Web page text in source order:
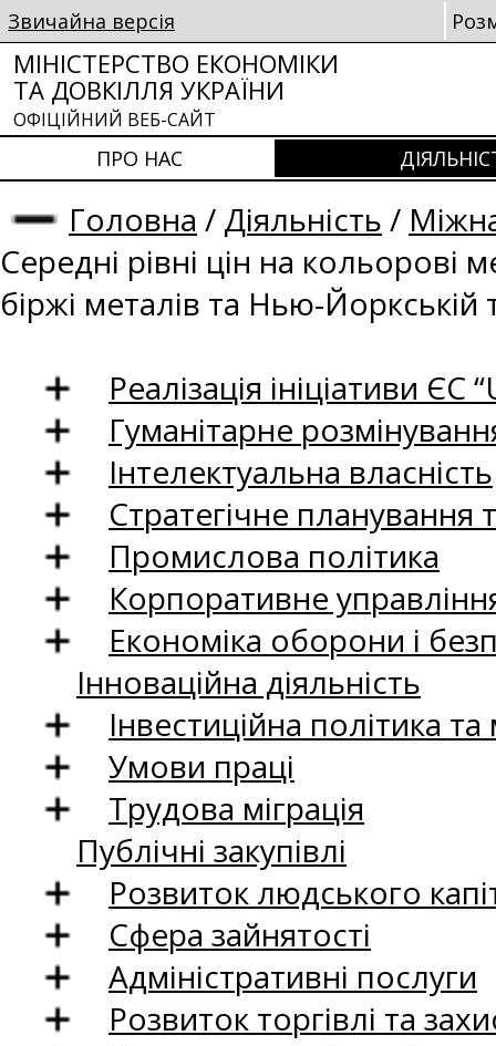
Звичайна версія
МІНІСТЕРСТВО ЕКОНОМІКИ
ТА ДОВКІЛЛЯ УКРАЇНИ
ОФІЦІЙНИЙ ВЕБ-САЙТ
ПРО НАС
Головна / Діяльність /
Середні рівні цін на кольорові
біржі металів та Нью-Йоркській
Реалізація ініціативи ЄС
Гуманітарне
Інтелектуальна власність
Стратегічне
Промислова політика
Корпоративне
Економіка оборони і
Інноваційна діяльність
Інвестиційна політика
Умови праці
Трудова міграція
Публічні закупівлі
Розвиток людського
Сфера зайнятості
Адміністративні послуги
Розвиток торгівлі та